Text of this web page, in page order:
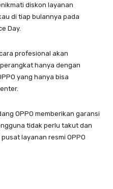
diskon layanan
di tiap bulannya pada
Day.
profesional akan
hanya dengan
yang hanya bisa
OPPO memberikan garansi
tidak perlu takut dan
layanan resmi OPPO